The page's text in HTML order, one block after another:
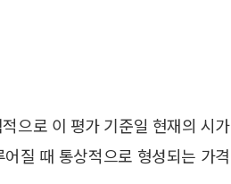
으로 이 평가 기준일 현재의 시가
질 때 통상적으로 형성되는 가격